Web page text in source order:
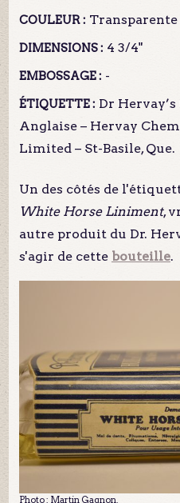
COULEUR : Transparente
DIMENSIONS : 4 3/4"
EMBOSSAGE : -
ÉTIQUETTE : Dr
Anglaise – Hervay
Limited – St-Basile, Que.
Un des côtés de
White Horse Liniment,
autre produit du Dr.
s'agir de cette bouteille.
Photo : Martin Gagnon.